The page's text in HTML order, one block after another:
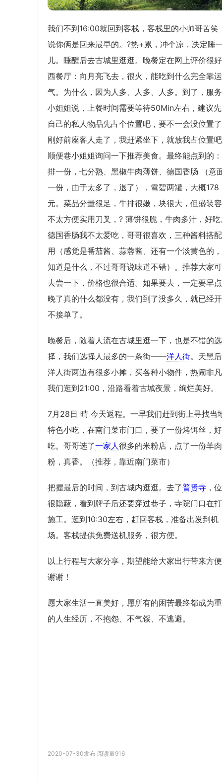
我们不到16:00就回到客栈，客栈里的小帅哥苦笑
说你俩是回来最早的。?热+累，冲个凉，决定睡
儿。睡醒后去古城里逛逛。晚餐定在网上评价很
西餐厅：向月亮飞去，很火，能吃到什么完全靠运
气。为什么，因为人多、人多、人多。到了，服
小姐姐说，上餐时间需要等待50Min左右，建议
自己的私人物品先占个位置吧，要不一会没位置
刚好前座客人走了，我赶紧坐下，就放我占位置
顺便巷小姐姐询问一下推荐美食。最终能点到的
排一份，七分熟、黑椒牛肉薄饼、德国香肠 （意
一份，由于太多了，退了），雪碧两罐，大概178
元。菜品分量很足，牛排很嫩，块很大，但盛装
不太方便实用刀叉，? 薄饼很脆，牛肉多汁，好
德国香肠我不太爱吃，哥哥很喜欢，三种酱料搭
用（感觉是番茄酱、蒜蓉酱、还有一个淡黄色的
知道是什么，不过哥哥说味道不错）。推荐大家
去尝一下，价格也很合适。如果要去，一定要早
晚了真的什么都没有，我们到了没多久，就已经
不接单了。
晚餐后，随着人流在古城里逛一下，也是不错的选
择，我们选择人最多的一条街——洋人街。天黑
洋人街两边有很多小摊，买各种小物件，热闹非
我们逛到21:00，沿路看着古城夜景，绚烂美好。
7月28日 晴 今天返程。一早我们赶到街上寻找当
特色小吃，在南门菜市门口，要了一份烤饵丝，好
吃。哥哥选了一家人 很多的米粉店，点了一份羊
粉，真香。（推荐，靠近南门菜市）
把握最后的时间，到古城内逛逛。去了普贤寺 ，
很隐蔽，看到牌子后还要穿过巷子，寺院门口在
施工。逛到10:30左右，赶回客栈，准备出发到机
场。客栈提供免费送机服务，很方便。
以上行程与大家分享，期望能给大家出行带来方
谢谢！
愿大家生活一直美好，愿所有的困苦最终都成为
的人生经历，不抱怨、不气馁、不逃避。
2020-07-30发布 阅读量916